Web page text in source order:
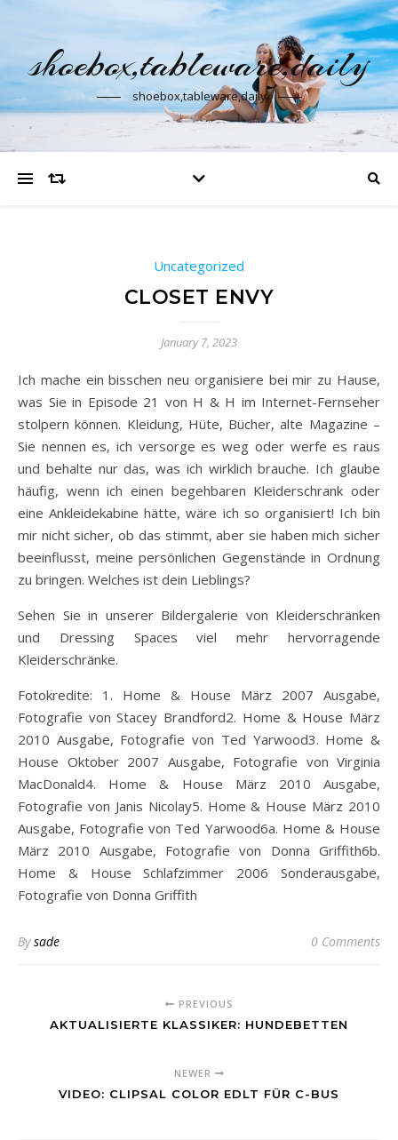
shoebox,tableware,daily
shoebox,tableware,daily
Uncategorized
CLOSET ENVY
January 7, 2023
Ich mache ein bisschen neu organisiere bei mir zu Hause,
was Sie in Episode 21 von H & H im Internet-Fernseher
stolpern können. Kleidung, Hüte, Bücher, alte Magazine –
Sie nennen es, ich versorge es weg oder werfe es raus
und behalte nur das, was ich wirklich brauche. Ich glaube
häufig, wenn ich einen begehbaren Kleiderschrank oder
eine Ankleidekabine hätte, wäre ich so organisiert! Ich bin
mir nicht sicher, ob das stimmt, aber sie haben mich sicher
beeinflusst, meine persönlichen Gegenstände in Ordnung
zu bringen. Welches ist dein Lieblings?
Sehen Sie in unserer Bildergalerie von Kleiderschränken
und Dressing Spaces viel mehr hervorragende
Kleiderschränke.
Fotokredite: 1. Home & House März 2007 Ausgabe,
Fotografie von Stacey Brandford2. Home & House März
2010 Ausgabe, Fotografie von Ted Yarwood3. Home &
House Oktober 2007 Ausgabe, Fotografie von Virginia
MacDonald4. Home & House März 2010 Ausgabe,
Fotografie von Janis Nicolay5. Home & House März 2010
Ausgabe, Fotografie von Ted Yarwood6a. Home & House
März 2010 Ausgabe, Fotografie von Donna Griffith6b.
Home & House Schlafzimmer 2006 Sonderausgabe,
Fotografie von Donna Griffith
Bysade 0 Comments
PREVIOUS
AKTUALISIERTE KLASSIKER: HUNDEBETTEN
NEWER
VIDEO: CLIPSAL COLOR EDLT FÜR C-BUS